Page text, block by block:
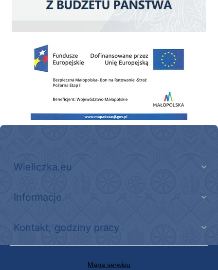
Zakup fabrycznie nowego, średniego samochodu ratowniczo-gaśniczego z
Wieliczka.eu
Informacje
Kontakt, godziny pracy
Mapa serwisu